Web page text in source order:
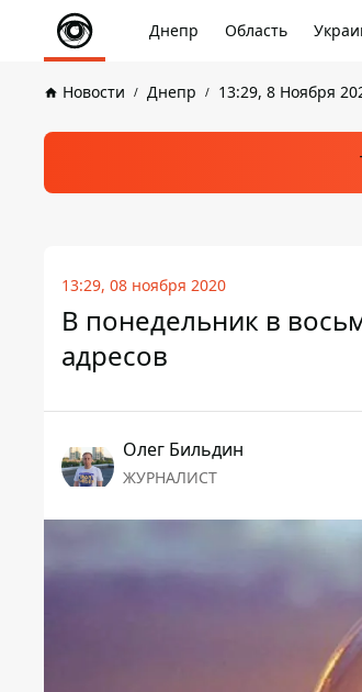
Днепр Область
Новости Днепр 13:29, 8 Ноября
13:29, 08 ноября 2020
В понедельник в
адресов
Олег Бильдин
ЖУРНАЛИСТ